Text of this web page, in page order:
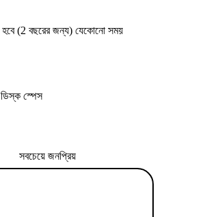
হবে (2 বছরের জন্য) যেকোনো সময়
স্পেস
সবচেয়ে জনপ্রিয়